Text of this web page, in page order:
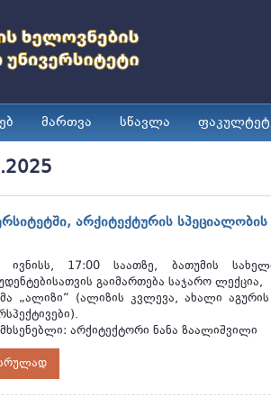
მართვა სწავლა
არქიტექტურის
ივნისს, 17:00 საათზე, ბათუმის
გაიმართება საჯარო ლექცია,
„ალიზი“ (ალიზის კვლევა, ახალი აგურის
არქიტექტორი ნანა ზაალიშვილი